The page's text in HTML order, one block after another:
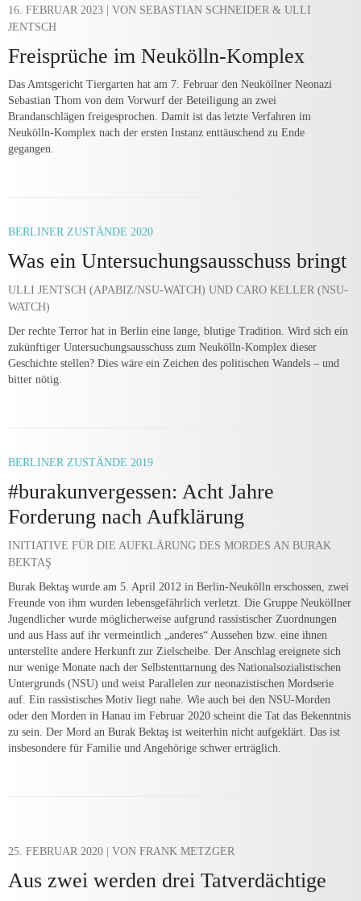
16. FEBRUAR 2023 | VON SEBASTIAN SCHNEIDER & ULLI
JENTSCH
Freisprüche im Neukölln-Komplex
Das Amtsgericht Tiergarten hat am 7. Februar den Neuköllner Neonazi
Sebastian Thom von dem Vorwurf der Beteiligung an zwei
Brandanschlägen freigesprochen. Damit ist das letzte Verfahren im
Neukölln-Komplex nach der ersten Instanz enttäuschend zu Ende
gegangen.
BERLINER ZUSTÄNDE 2020
Was ein Untersuchungsausschuss bringt
ULLI JENTSCH (APABIZ/NSU-WATCH) UND CARO KELLER (NSU-
WATCH)
Der rechte Terror hat in Berlin eine lange, blutige Tradition. Wird sich ein
zukünftiger Untersuchungsausschuss zum Neukölln-Komplex dieser
Geschichte stellen? Dies wäre ein Zeichen des politischen Wandels – und
bitter nötig.
BERLINER ZUSTÄNDE 2019
#burakunvergessen: Acht Jahre
Forderung nach Aufklärung
INITIATIVE FÜR DIE AUFKLÄRUNG DES MORDES AN BURAK
BEKTAŞ
Burak Bektaş wurde am 5. April 2012 in Berlin-Neukölln erschossen, zwei
Freunde von ihm wurden lebensgefährlich verletzt. Die Gruppe Neuköllner
Jugendlicher wurde möglicherweise aufgrund rassistischer Zuordnungen
und aus Hass auf ihr vermeintlich „anderes“ Aussehen bzw. eine ihnen
unterstellte andere Herkunft zur Zielscheibe. Der Anschlag ereignete sich
nur wenige Monate nach der Selbstenttarnung des Nationalsozialistischen
Untergrunds (NSU) und weist Parallelen zur neonazistischen Mordserie
auf. Ein rassistisches Motiv liegt nahe. Wie auch bei den NSU-Morden
oder den Morden in Hanau im Februar 2020 scheint die Tat das Bekenntnis
zu sein. Der Mord an Burak Bektaş ist weiterhin nicht aufgeklärt. Das ist
insbesondere für Familie und Angehörige schwer erträglich.
25. FEBRUAR 2020 | VON FRANK METZGER
Aus zwei werden drei Tatverdächtige